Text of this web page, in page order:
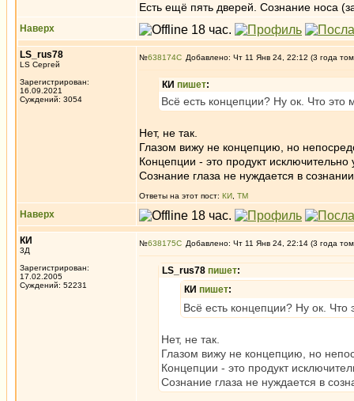
Есть ещё пять дверей. Сознание носа
Наверх
LS_rus78
LS Сергей
Зарегистрирован:
16.09.2021
Суждений: 3054
№638174 Добавлено: Чт 11 Янв 24, 22:12 (3 года
КИ пишет:
Всё есть концепции? Ну ок. Что
Нет, не так.
Глазом вижу не концепцию, но
Концепции - это продукт исключительно
Сознание глаза не нуждается в
Ответы на этот пост: КИ ТМ
Наверх
КИ
3Д
Зарегистрирован:
17.02.2005
Суждений: 52231
№638175 Добавлено: Чт 11 Янв 24, 22:14 (3 года
LS_rus78 пишет:
КИ пишет:
Всё есть концепции? Ну ок.
Нет, не так.
Глазом вижу не концепцию, но
Концепции - это продукт
Сознание глаза не нуждается в